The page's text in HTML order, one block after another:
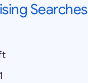
Searches